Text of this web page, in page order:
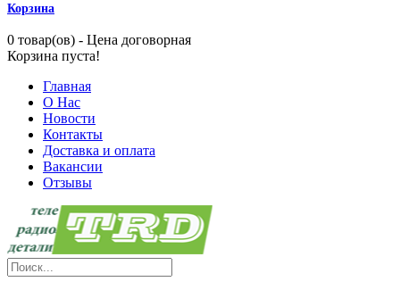
Корзина
0 товар(ов) - Цена договорная
Корзина пуста!
Главная
О Нас
Новости
Контакты
Доставка и оплата
Вакансии
Отзывы